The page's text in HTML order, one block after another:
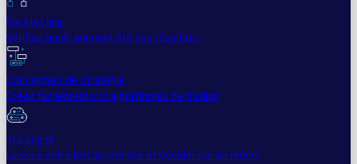
Backtesting
Vérifiez quels auraient été vos résultats.
Concepteur de stratégie
Créez facilement vos algorithmes de trading
Trading AI
Laissez votre bot apprendre et décider par lui-même